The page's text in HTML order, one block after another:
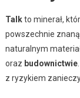
Talkto minerał,
powszechnie
naturalnym
oraz budownictwie
z ryzykiem